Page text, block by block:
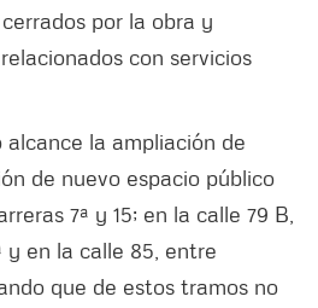
por la obra y
con servicios
la ampliación de
de nuevo espacio público
7ª y 15; en la calle 79 B,
y en la calle 85, entre
que de estos tramos no